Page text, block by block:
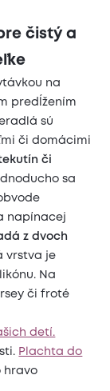
čistý a
na
predĺžením
sú
či domácimi
či
sa
napínacej
z dvoch
vrstva je
Na
či froté
detí.
Plachta do
hravo